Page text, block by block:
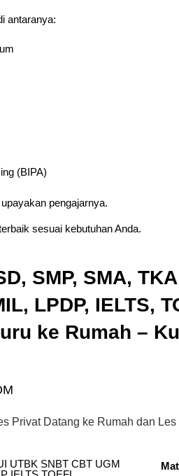
antaranya:
(BIPA)
pengajarnya.
sesuai kebutuhan Anda.
SMP, SMA,
LPDP, IELTS,
ke Rumah –
Privat Datang ke Rumah dan Les